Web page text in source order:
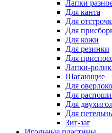
Лапки
Для канта
Для
Для
Для кожи
Для резинки
Для
Лапки-
Шагающие
Для
Для
Для
Для
Зиг-заг